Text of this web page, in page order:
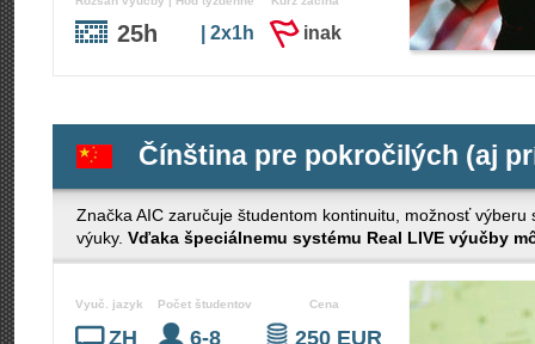
25h | 2x1h inak
Čínština pre pokročilých (aj
Značka AIC zaručuje študentom kontinuitu, možnosť
výuky. Vďaka špeciálnemu systému Real LIVE výučby
Vyuč. jazyk
ZH
Počet študentov
6-8
Cena
250 EUR